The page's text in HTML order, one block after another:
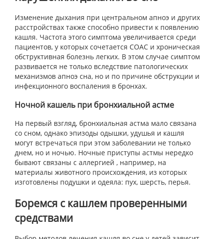
Изменение дыхания при центральном апноэ и других
расстройствах также способно привести к появлению
кашля. Частота этого симптома увеличивается среди
пациентов, у которых сочетается СОАС и хроническая
обструктивная болезнь легких. В этом случае симптом
развивается не только вследствие патологических
механизмов апноэ сна, но и по причине обструкции и
инфекционного воспаления в бронхах.
Ночной кашель при бронхиальной астме
На первый взгляд, бронхиальная астма мало связана
со сном, однако эпизоды одышки, удушья и кашля
могут встречаться при этом заболевании не только
днем, но и ночью. Ночные приступы астмы нередко
бывают связаны с аллергией , например, на
материалы животного происхождения, из которых
изготовлены подушки и одеяла: пух, шерсть, перья.
Боремся с кашлем проверенными
средствами